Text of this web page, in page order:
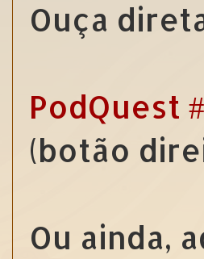
Ouça
PodQuest
(botão
Ou ainda,